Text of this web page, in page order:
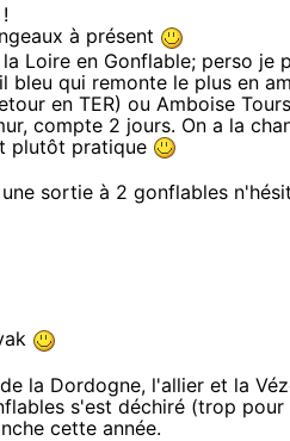
à présent
Loire en Gonflable; perso je
bleu qui remonte le plus en
en TER) ou Amboise
compte 2 jours. On a la
plutôt pratique
sortie à 2 gonflables
la Dordogne, l'allier et la
s'est déchiré (trop
cette année.